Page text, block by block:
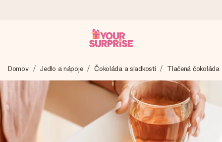
Váš darček starostlivo vyrobíme a bleskovo odošleme –
aby ste ho mohli darovať presne v ten správny okamih, keď
na tom najviac záleží.
4,7 (na základe +15 000 recenzií)
Domov Jedlo a nápoje Čokoláda a sladkosti Tlačená čokoláda